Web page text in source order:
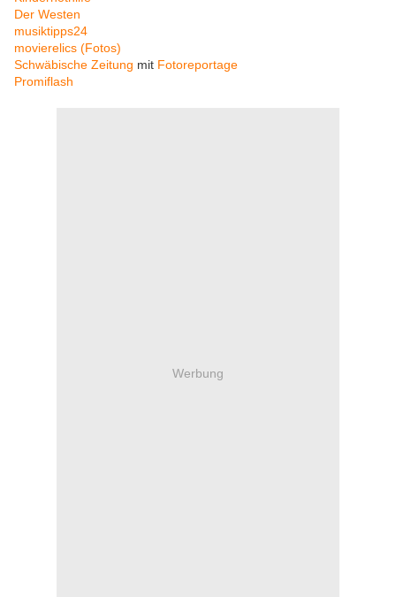
Der Westen
musiktipps24
movierelics (Fotos)
Schwäbische Zeitung mit Fotoreportage
Promiflash
Werbung